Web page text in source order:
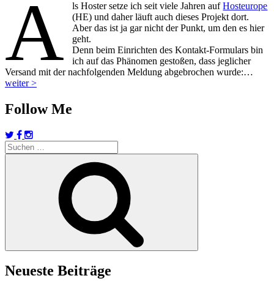
A ls Hoster setze ich seit viele Jahren aufHosteurope
(HE) und daher läuft auch dieses Projekt dort.
Aber das ist ja gar nicht der Punkt, um den es hier
geht.
Denn beim Einrichten des Kontakt-Formulars bin
ich auf das Phänomen gestoßen, dass jeglicher
Versand mit der nachfolgenden Meldung abgebrochen wurde:…
weiter >
Follow Me
Suchen
nach:
Neueste Beiträge